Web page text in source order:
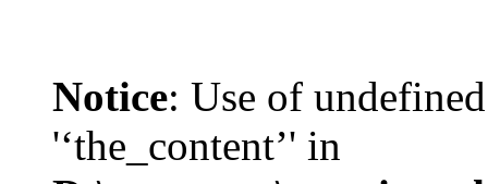
Notice: Use of
'‘the_content’' in